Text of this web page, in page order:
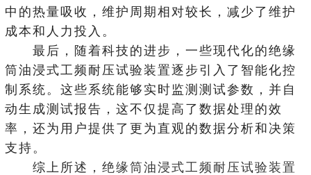
中的热量吸收，维护周期相对较长，减少了维护
成本和人力投入。
最后，随着科技的进步，一些现代化的绝缘
筒油浸式工频耐压试验装置逐步引入了智能化控
制系统。这些系统能够实时监测测试参数，并自
动生成测试报告，这不仅提高了数据处理的效
率，还为用户提供了更为直观的数据分析和决策
支持。
综上所述， 绝缘筒油浸式工频耐压试验装置